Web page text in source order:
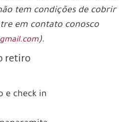
tem condições de cobrir
em contato conosco
).
retiro
e check in